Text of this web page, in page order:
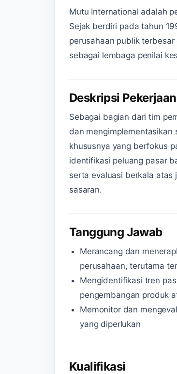
Mutu International adalah
Sejak berdiri pada tahun
perusahaan publik
sebagai lembaga penilai
Deskripsi Pekerjaan
Sebagai bagian dari tim
dan mengimplementasikan
khususnya yang berfokus
identifikasi peluang pasar
serta evaluasi berkala atas
sasaran.
Tanggung Jawab
Merancang dan
perusahaan, terutama
Mengidentifikasi tren
pengembangan produk
Memonitor dan
yang diperlukan
Kualifikasi